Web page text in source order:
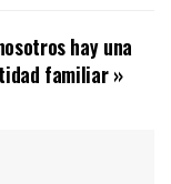
hay una
familiar »